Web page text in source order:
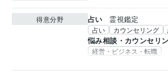
得意分野 占い 霊視鑑定
占い カウンセリング
悩み相談・カウンセリ
経営・ビジネス・転職